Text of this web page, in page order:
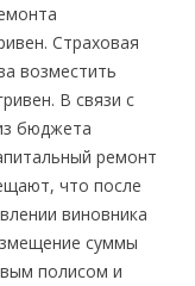
Страховая
возместить
В связи с
бюджета
ремонт
что после
виновника
суммы
полисом и